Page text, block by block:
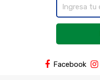
Facebook